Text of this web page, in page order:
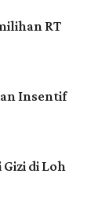
RT
Insentif
di Loh